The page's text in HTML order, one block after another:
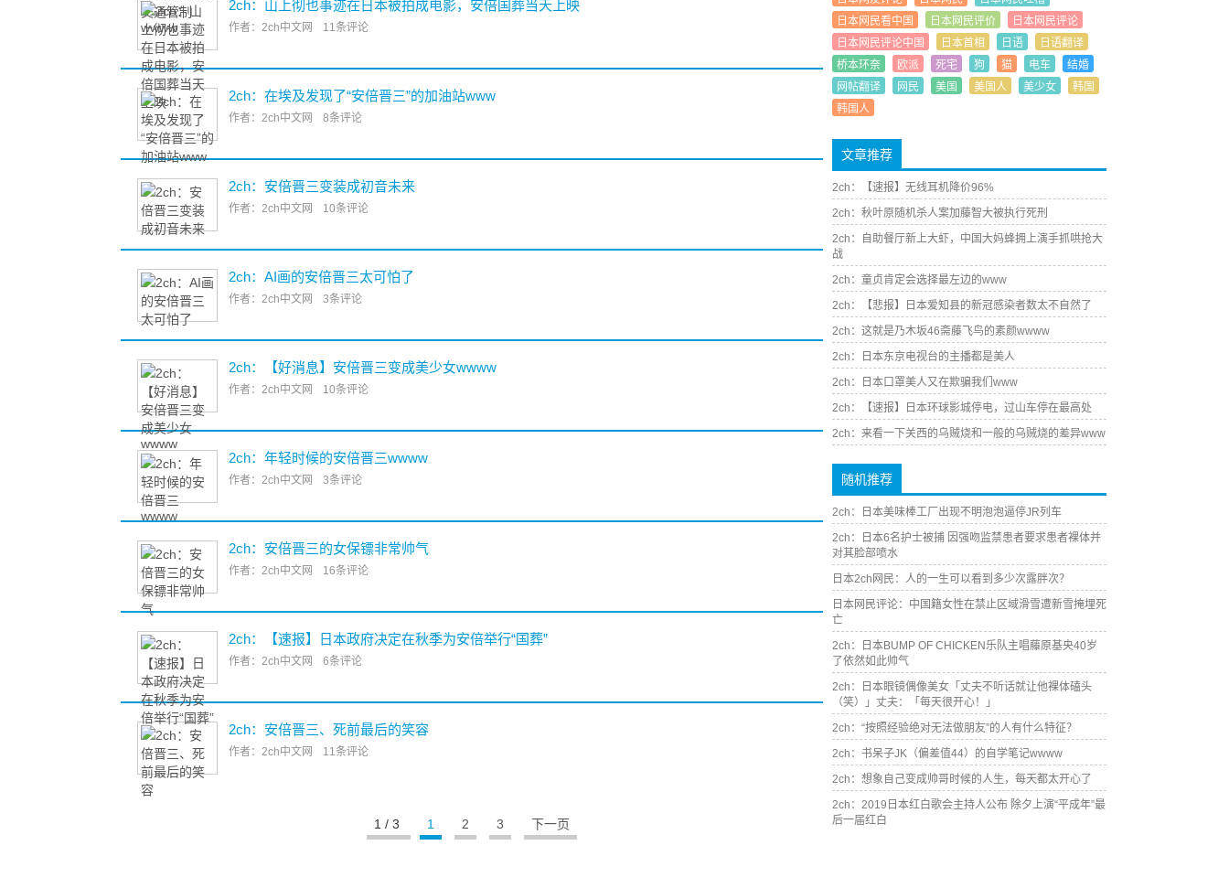
2ch：山上彻也事迹在日本被拍成电影，安倍国葬当天上映
作者：2ch中文网 11条评论
2ch：在埃及发现了“安倍晋三”的加油站www
作者：2ch中文网 8条评论
2ch：安倍晋三变装成初音未来
作者：2ch中文网 10条评论
2ch：AI画的安倍晋三太可怕了
作者：2ch中文网 3条评论
2ch：【好消息】安倍晋三变成美少女wwww
作者：2ch中文网 10条评论
2ch：年轻时候的安倍晋三wwww
作者：2ch中文网 3条评论
2ch：安倍晋三的女保镖非常帅气
作者：2ch中文网 16条评论
2ch：【速报】日本政府决定在秋季为安倍举行“国葬”
作者：2ch中文网 6条评论
2ch：安倍晋三、死前最后的笑容
作者：2ch中文网 11条评论
1 / 3 1 2 3 下一页
日本网民看中国
日本网民评价
日本网民评论
日本网民评论中国
日本首相 日语
日语翻译
桥本环奈
欧派 死宅 狗 猫 电车
结婚
网帖翻译
网民 美国 美国人 美少女
韩国
韩国人
文章推荐
2ch：【速报】无线耳机降价96%
2ch：秋叶原随机杀人案加藤智大被执行死刑
2ch：自助餐厅新上大虾，中国大妈蜂拥上演手抓哄抢大
战
2ch：童贞肯定会选择最左边的www
2ch：【悲报】日本爱知县的新冠感染者数太不自然了
2ch：这就是乃木坂46斋藤飞鸟的素颜wwww
2ch：日本东京电视台的主播都是美人
2ch：日本口罩美人又在欺骗我们www
2ch：【速报】日本环球影城停电，过山车停在最高处
2ch：来看一下关西的乌贼烧和一般的乌贼烧的差异www
随机推荐
2ch：日本美味棒工厂出现不明泡泡逼停JR列车
2ch：日本6名护士被捕 因强吻监禁患者要求患者裸体并
对其脸部喷水
日本2ch网民：人的一生可以看到多少次露胖次？
日本网民评论：中国籍女性在禁止区域滑雪遭新雪掩埋死
亡
2ch：日本BUMP OF CHICKEN乐队主唱藤原基央40岁
了依然如此帅气
2ch：日本眼镜偶像美女「丈夫不听话就让他裸体磕头
（笑）」丈夫：「每天很开心！」
2ch：“按照经验绝对无法做朋友”的人有什么特征？
2ch：书呆子JK（偏差值44）的自学笔记wwww
2ch：想象自己变成帅哥时候的人生，每天都太开心了
2ch：2019日本红白歌会主持人公布 除夕上演“平成年”最
后一届红白